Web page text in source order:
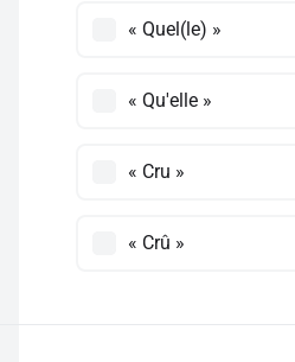
« Quel(le) »
« Qu'elle »
« Cru »
« Crû »